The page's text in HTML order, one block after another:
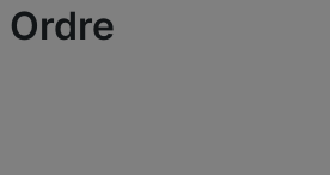
Ordre